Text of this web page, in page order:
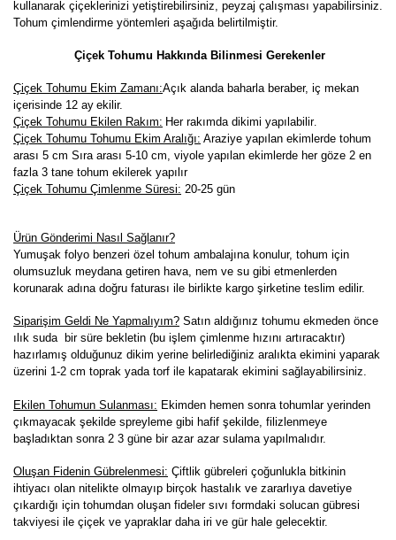
kullanarak çiçeklerinizi yetiştirebilirsiniz, peyzaj çalışması yapabilirsiniz.
Tohum çimlendirme yöntemleri aşağıda belirtilmiştir.
Çiçek Tohumu Hakkında Bilinmesi Gerekenler
Çiçek Tohumu Ekim Zamanı:Açık alanda baharla beraber, iç mekan
içerisinde 12 ay ekilir.
Çiçek Tohumu Ekilen Rakım: Her rakımda dikimi yapılabilir.
Çiçek Tohumu Tohumu Ekim Aralığı: Araziye yapılan ekimlerde tohum
arası 5 cm Sıra arası 5-10 cm, viyole yapılan ekimlerde her göze 2 en
fazla 3 tane tohum ekilerek yapılır
Çiçek Tohumu Çimlenme Süresi: 20-25 gün
Ürün Gönderimi Nasıl Sağlanır?
Yumuşak folyo benzeri özel tohum ambalajına konulur, tohum için
olumsuzluk meydana getiren hava, nem ve su gibi etmenlerden
korunarak adına doğru faturası ile birlikte kargo şirketine teslim edilir.
Siparişim Geldi Ne Yapmalıyım? Satın aldığınız tohumu ekmeden önce
ılık suda bir süre bekletin (bu işlem çimlenme hızını artıracaktır)
hazırlamış olduğunuz dikim yerine belirlediğiniz aralıkta ekimini yaparak
üzerini 1-2 cm toprak yada torf ile kapatarak ekimini sağlayabilirsiniz.
Ekilen Tohumun Sulanması: Ekimden hemen sonra tohumlar yerinden
çıkmayacak şekilde spreyleme gibi hafif şekilde, filizlenmeye
başladıktan sonra 2 3 güne bir azar azar sulama yapılmalıdır.
Oluşan Fidenin Gübrelenmesi: Çiftlik gübreleri çoğunlukla bitkinin
ihtiyacı olan nitelikte olmayıp birçok hastalık ve zararlıya davetiye
çıkardığı için tohumdan oluşan fideler sıvı formdaki solucan gübresi
takviyesi ile çiçek ve yapraklar daha iri ve gür hale gelecektir.